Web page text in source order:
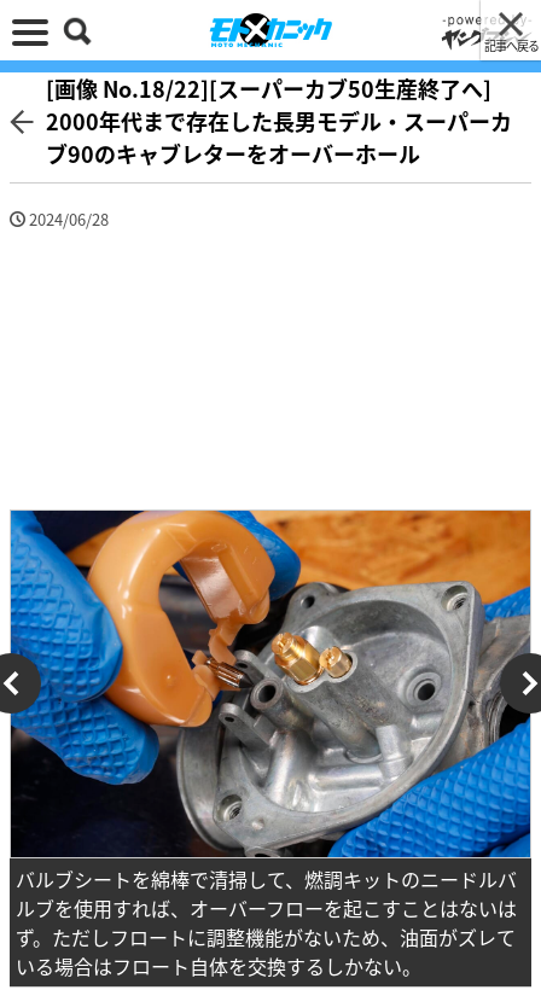
記事へ戻る
[画像 No.18/22][スーパーカブ50生産終了へ]
2000年代まで存在した長男モデル・スーパーカ
ブ90のキャブレターをオーバーホール
2024/06/28
バルブシートを綿棒で清掃して、燃調キットのニードルバ
ルブを使用すれば、オーバーフローを起こすことはないは
ず。ただしフロートに調整機能がないため、油面がズレて
いる場合はフロート自体を交換するしかない。